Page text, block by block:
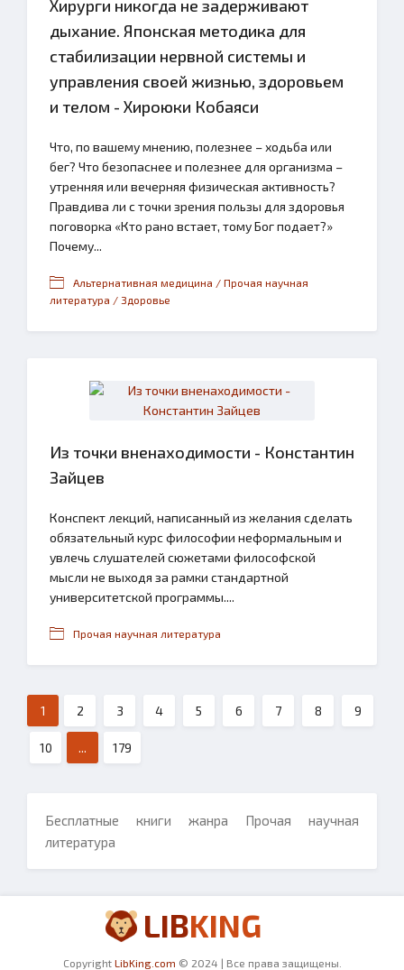
Хирурги никогда не задерживают
дыхание. Японская методика для
стабилизации нервной системы и
управления своей жизнью, здоровьем
и телом - Хироюки Кобаяси
Что, по вашему мнению, полезнее – ходьба или
бег? Что безопаснее и полезнее для организма –
утренняя или вечерняя физическая активность?
Правдива ли с точки зрения пользы для здоровья
поговорка «Кто рано встает, тому Бог подает?»
Почему...
Альтернативная медицина / Прочая научная
литература / Здоровье
Из точки вненаходимости - Константин
Зайцев
Конспект лекций, написанный из желания сделать
обязательный курс философии неформальным и
увлечь слушателей сюжетами философской
мысли не выходя за рамки стандартной
университетской программы....
Прочая научная литература
1 2 3 4 5 6 7 8 9
10 ... 179
Бесплатные книги жанра Прочая научная
литература
LIBKING
Copyright LibKing.com © 2024 | Все права защищены.